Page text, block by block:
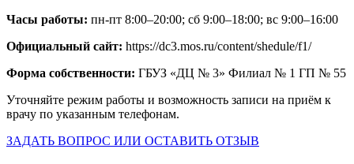
Часы работы: пн-пт 8:00–20:00; сб 9:00–18:00; вс 9:00–16:00
Официальный сайт: https://dc3.mos.ru/content/shedule/f1/
Форма собственности: ГБУЗ «ДЦ № 3» Филиал № 1 ГП № 55
Уточняйте режим работы и возможность записи на приём к
врачу по указанным телефонам.
ЗАДАТЬ ВОПРОС ИЛИ ОСТАВИТЬ ОТЗЫВ